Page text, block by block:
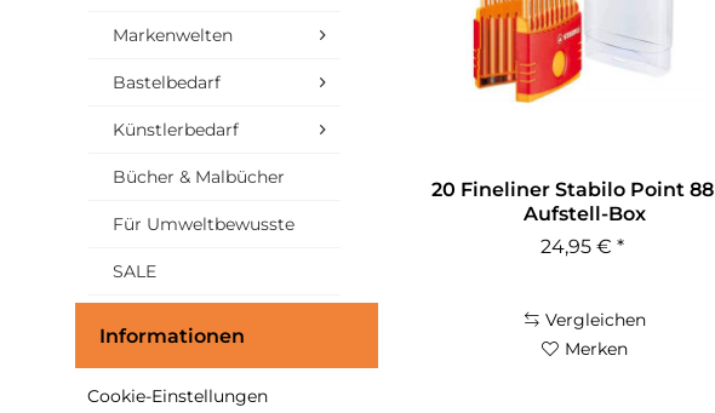
Markenwelten
Bastelbedarf
Künstlerbedarf
Bücher & Malbücher
Für Umweltbewusste
SALE
Informationen
Cookie-Einstellungen
20 Fineliner Stabilo Point
Aufstell-Box
24,95 € *
Vergleichen
Merken